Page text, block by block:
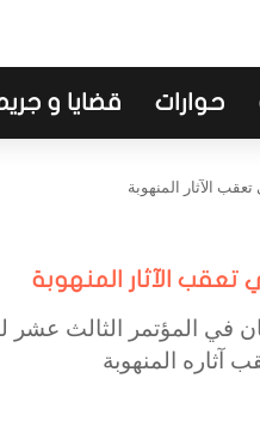
حوارات قضايا و
الآثار المنهوبة
تعقب الآثار المنهوبة
في المؤتمر الثالث عشر
آثاره المنهوبة